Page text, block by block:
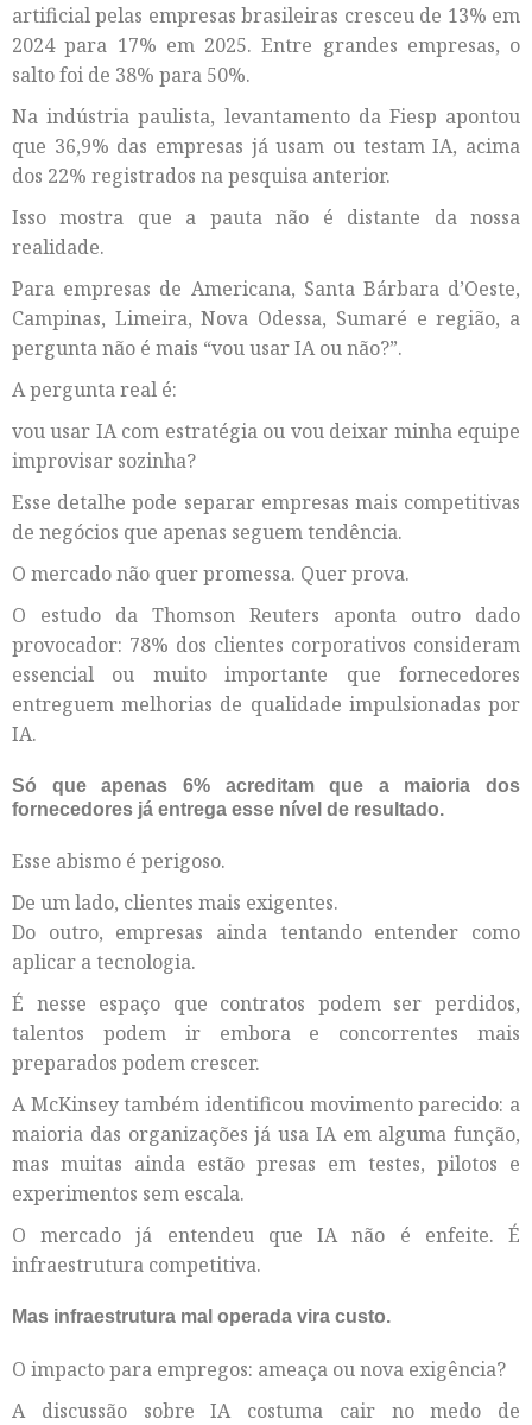
artificial pelas empresas brasileiras cresceu de 13% em
2024 para 17% em 2025. Entre grandes empresas, o
salto foi de 38% para 50%.
Na indústria paulista, levantamento da Fiesp apontou
que 36,9% das empresas já usam ou testam IA, acima
dos 22% registrados na pesquisa anterior.
Isso mostra que a pauta não é distante da nossa
realidade.
Para empresas de Americana, Santa Bárbara d’Oeste,
Campinas, Limeira, Nova Odessa, Sumaré e região, a
pergunta não é mais “vou usar IA ou não?”.
A pergunta real é:
vou usar IA com estratégia ou vou deixar minha equipe
improvisar sozinha?
Esse detalhe pode separar empresas mais competitivas
de negócios que apenas seguem tendência.
O mercado não quer promessa. Quer prova.
O estudo da Thomson Reuters aponta outro dado
provocador: 78% dos clientes corporativos consideram
essencial ou muito importante que fornecedores
entreguem melhorias de qualidade impulsionadas por
IA.
Só que apenas 6% acreditam que a maioria dos
fornecedores já entrega esse nível de resultado.
Esse abismo é perigoso.
De um lado, clientes mais exigentes.
Do outro, empresas ainda tentando entender como
aplicar a tecnologia.
É nesse espaço que contratos podem ser perdidos,
talentos podem ir embora e concorrentes mais
preparados podem crescer.
A McKinsey também identificou movimento parecido: a
maioria das organizações já usa IA em alguma função,
mas muitas ainda estão presas em testes, pilotos e
experimentos sem escala.
O mercado já entendeu que IA não é enfeite. É
infraestrutura competitiva.
Mas infraestrutura mal operada vira custo.
O impacto para empregos: ameaça ou nova exigência?
A discussão sobre IA costuma cair no medo de